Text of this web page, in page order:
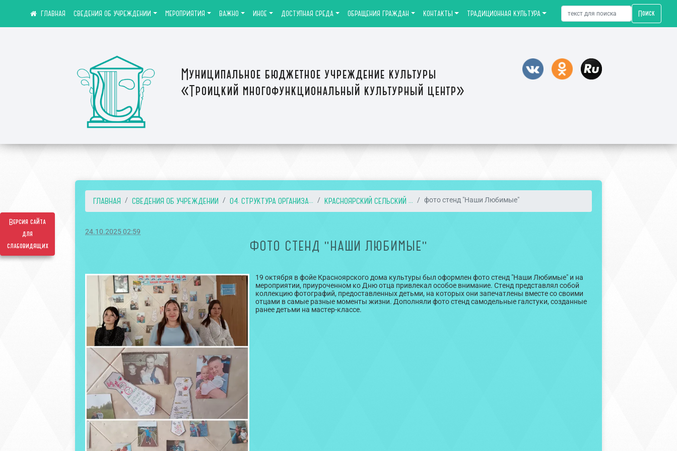
Версия сайта
для
слабовидящих
Муниципальное бюджетное учреждение культуры
«Троицкий многофункциональный культурный центр»
СВЕДЕНИЯ ОБ УЧРЕЖДЕНИИ МЕРОПРИЯТИЯ ВАЖНО ИНОЕ ДОСТУПНАЯ СРЕДА ОБРАЩЕНИЯ ГРАЖДАН КОНТАКТЫ ТРАДИЦИОННАЯ КУЛЬТУРА Поиск
ГЛАВНАЯ СВЕДЕНИЯ ОБ УЧРЕЖДЕНИИ 04. СТРУКТУРА ОРГАНИЗА... КРАСНОЯРСКИЙ СЕЛЬСКИЙ ... фото стенд "Наши Любимые"
24.10.2025 02:59
ФОТО СТЕНД "НАШИ ЛЮБИМЫЕ"
19 октября в фойе Красноярского дома культуры был оформлен фото стенд "Наши Любимые" и на
мероприятии, приуроченном ко Дню отца привлекал особое внимание. Стенд представлял собой
коллекцию фотографий, предоставленных детьми, на которых они запечатлены вместе со своими
отцами в самые разные моменты жизни. Дополняли фото стенд самодельные галстуки, созданные
ранее детьми на мастер-классе.